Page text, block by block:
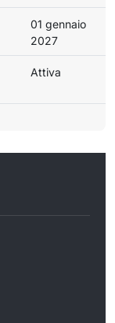
01 gennaio
2027
Attiva